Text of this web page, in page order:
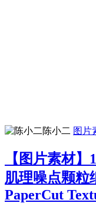
陈小二 图片
【图片素材
肌理噪点颗粒
PaperCut